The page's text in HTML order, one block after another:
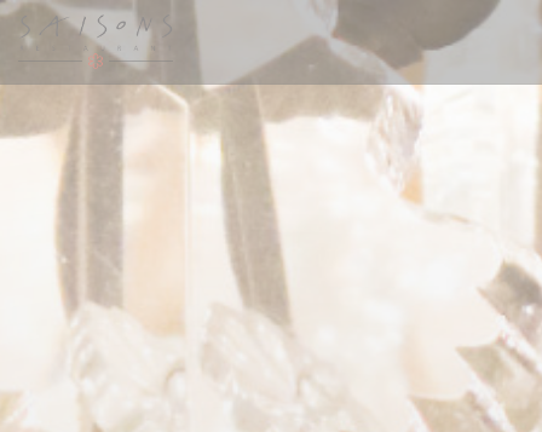
Personnalisation de vos choix en matière de cookies